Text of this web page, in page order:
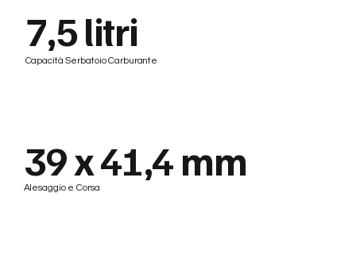
7,5 litri
Capacità Serbatoio Carburante
39 x 41,4 mm
Alesaggio e Corsa